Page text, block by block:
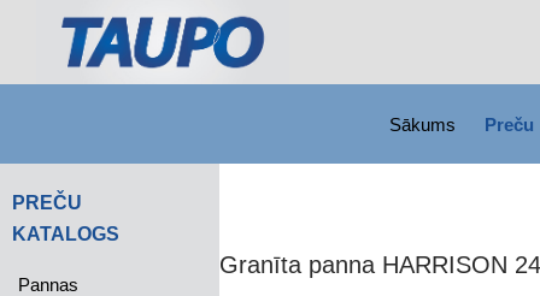
Sākums Preču
Granīta panna HARRISON
PREČU
KATALOGS
Pannas